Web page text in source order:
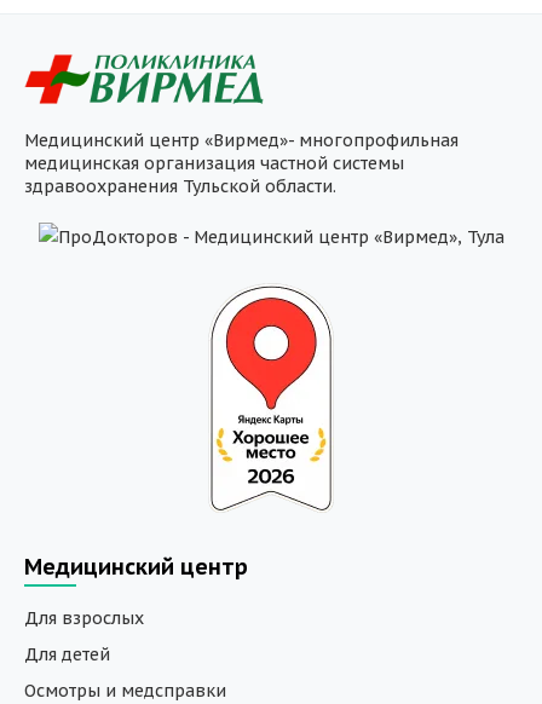
Медицинский центр «Вирмед»- многопрофильная
медицинская организация частной системы
здравоохранения Тульской области.
Медицинский центр
Для взрослых
Для детей
Осмотры и медсправки